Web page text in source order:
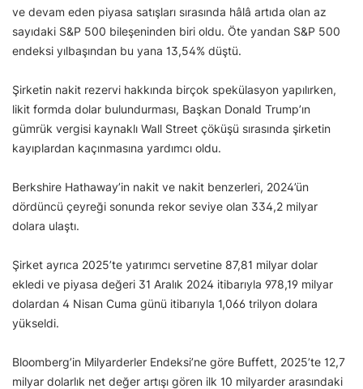
ve devam eden piyasa satışları sırasında hâlâ artıda olan az
sayıdaki S&P 500 bileşeninden biri oldu. Öte yandan S&P 500
endeksi yılbaşından bu yana 13,54% düştü.
Şirketin nakit rezervi hakkında birçok spekülasyon yapılırken,
likit formda dolar bulundurması, Başkan Donald Trump’ın
gümrük vergisi kaynaklı Wall Street çöküşü sırasında şirketin
kayıplardan kaçınmasına yardımcı oldu.
Berkshire Hathaway’in nakit ve nakit benzerleri, 2024’ün
dördüncü çeyreği sonunda rekor seviye olan 334,2 milyar
dolara ulaştı.
Şirket ayrıca 2025’te yatırımcı servetine 87,81 milyar dolar
ekledi ve piyasa değeri 31 Aralık 2024 itibarıyla 978,19 milyar
dolardan 4 Nisan Cuma günü itibarıyla 1,066 trilyon dolara
yükseldi.
Bloomberg’in Milyarderler Endeksi’ne göre Buffett, 2025’te 12,7
milyar dolarlık net değer artışı gören ilk 10 milyarder arasındaki